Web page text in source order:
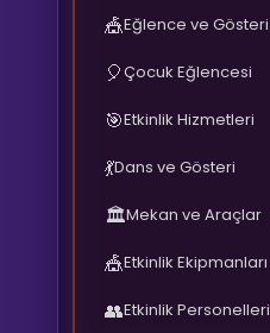
🎪Eğlence ve Gösteri
🎈Çocuk Eğlencesi
🎯Etkinlik Hizmetleri
💃Dans ve Gösteri
🏛️Mekan ve Araçlar
🎪Etkinlik Ekipmanları
👥Etkinlik Personelleri